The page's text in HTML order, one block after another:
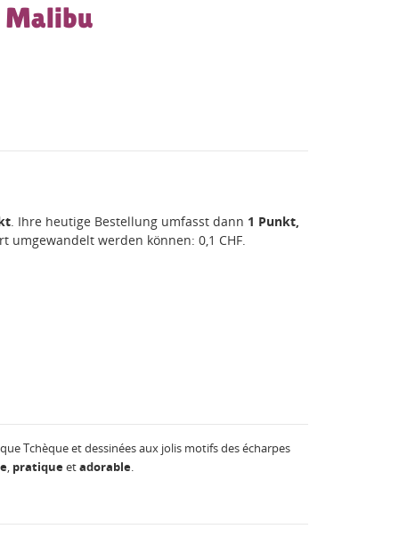
Malibu
. Ihre heutige Bestellung umfasst dann 1 Punkt,
umgewandelt werden können: 0,1 CHF.
Tchèque et dessinées aux jolis motifs des écharpes
, pratiqueetadorable.